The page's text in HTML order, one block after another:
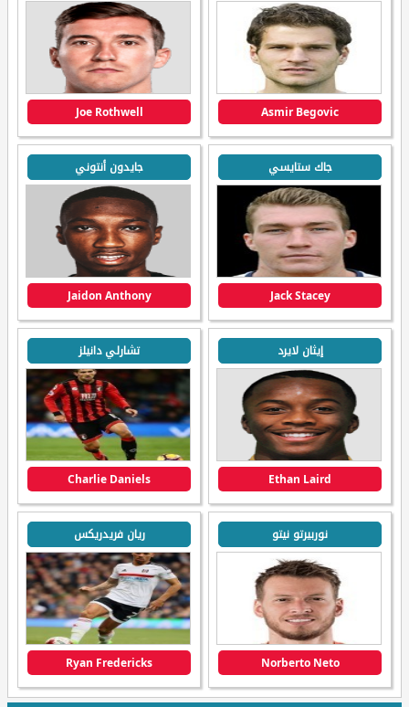
Asmir Begovic
Joe Rothwell
جاك ستايسي
Jack Stacey
جايدون أنتوني
Jaidon Anthony
إيثان لايرد
Ethan Laird
تشارلي دانيلز
Charlie Daniels
نوربيرتو نيتو
Norberto Neto
ريان فريدريكس
Ryan Fredericks